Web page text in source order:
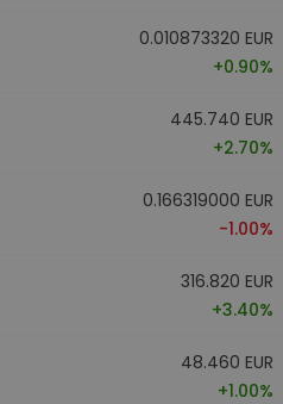
0.010873320 EUR
+0.90%
445.740 EUR
+2.70%
0.166319000 EUR
-1.00%
316.820 EUR
+3.40%
48.460 EUR
+1.00%